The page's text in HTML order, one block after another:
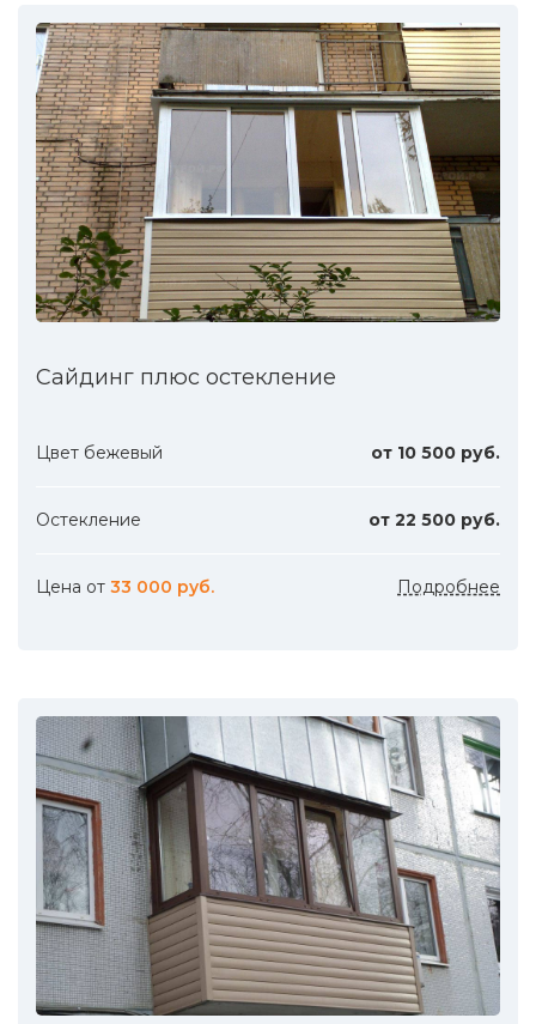
Сайдинг плюс остекление
Цвет бежевый от 10 500 руб.
Остекление от 22 500 руб.
Цена от 33 000 руб. Подробнее